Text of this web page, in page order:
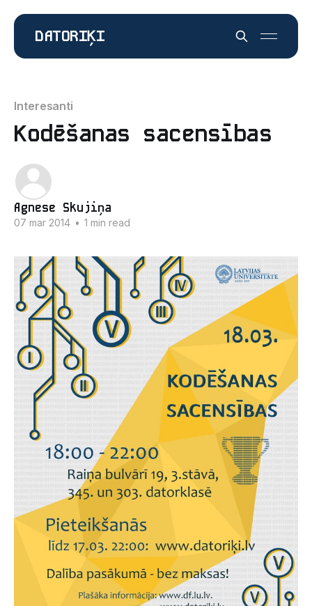
DATORIĶI
Interesanti
Kodēšanas sacensības
Agnese Skujiņa
07 mar 2014 • 1 min read